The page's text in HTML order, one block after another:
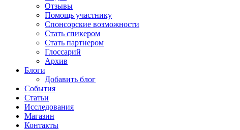
Отзывы
Помощь участнику
Спонсорские возможности
Стать спикером
Стать партнером
Глоссарий
Архив
Блоги
Добавить блог
События
Статьи
Исследования
Магазин
Контакты